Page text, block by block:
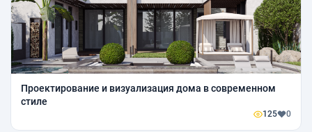
Проектирование и визуализация дома в современном
стиле
125 0